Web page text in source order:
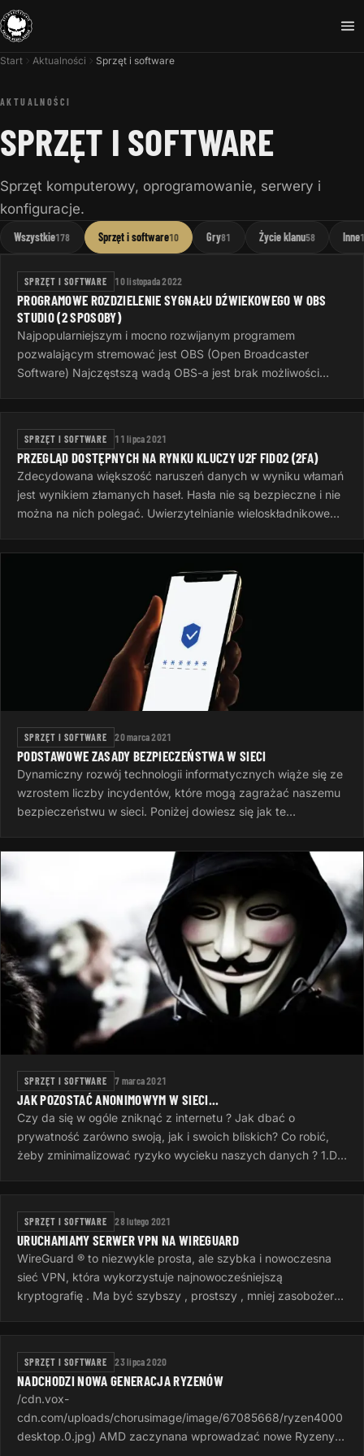
Start Aktualności Sprzęt i software
AKTUALNOŚCI
SPRZĘT I SOFTWARE
Sprzęt komputerowy, oprogramowanie, serwery i
konfiguracje.
Wszystkie178 Sprzęt i software10 Gry81 Życie klanu58 Inne
SPRZĘT I SOFTWARE 10 listopada 2022
PROGRAMOWE ROZDZIELENIE SYGNAŁU DŹWIEKOWEGO W OBS
STUDIO (2 SPOSOBY)
Najpopularniejszym i mocno rozwijanym programem
pozwalającym stremować jest OBS (Open Broadcaster
Software) Najczęstszą wadą OBS-a jest brak możliwości
SPRZĘT I SOFTWARE 11 lipca 2021
PRZEGLĄD DOSTĘPNYCH NA RYNKU KLUCZY U2F FIDO2 (2FA)
Zdecydowana większość naruszeń danych w wyniku włamań
jest wynikiem złamanych haseł. Hasła nie są bezpieczne i nie
można na nich polegać. Uwierzytelnianie wieloskładnikowe
SPRZĘT I SOFTWARE 20 marca 2021
PODSTAWOWE ZASADY BEZPIECZEŃSTWA W SIECI
Dynamiczny rozwój technologii informatycznych wiąże się ze
wzrostem liczby incydentów, które mogą zagrażać naszemu
bezpieczeństwu w sieci. Poniżej dowiesz się jak te
SPRZĘT I SOFTWARE 7 marca 2021
JAK POZOSTAĆ ANONIMOWYM W SIECI...
Czy da się w ogóle zniknąć z internetu ? Jak dbać o
prywatność zarówno swoją, jak i swoich bliskich? Co robić,
żeby zminimalizować ryzyko wycieku naszych danych ? 1.Do
SPRZĘT I SOFTWARE 28 lutego 2021
URUCHAMIAMY SERWER VPN NA WIREGUARD
WireGuard ® to niezwykle prosta, ale szybka i nowoczesna
sieć VPN, która wykorzystuje najnowocześniejszą
kryptografię . Ma być szybszy , prostszy , mniej zasobożerny
SPRZĘT I SOFTWARE 23 lipca 2020
NADCHODZI NOWA GENERACJA RYZENÓW
/cdn.vox-
cdn.com/uploads/chorusimage/image/67085668/ryzen4000
desktop.0.jpg) AMD zaczynana wprowadzać nowe Ryzeny z